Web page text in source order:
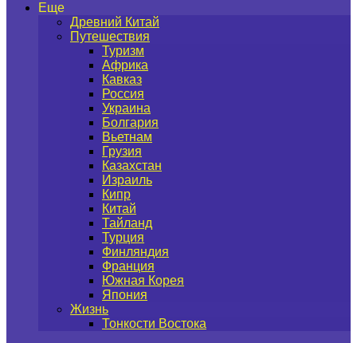
Еще
Древний Китай
Путешествия
Туризм
Африка
Кавказ
Россия
Украина
Болгария
Вьетнам
Грузия
Казахстан
Израиль
Кипр
Китай
Тайланд
Турция
Финляндия
Франция
Южная Корея
Япония
Жизнь
Тонкости Востока